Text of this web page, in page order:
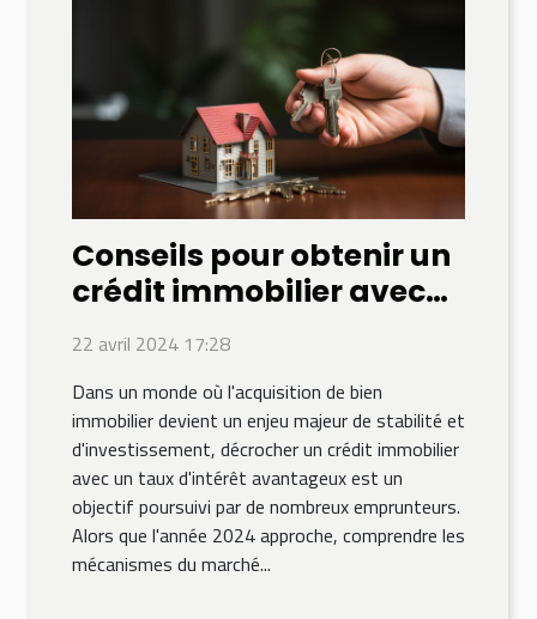
Conseils pour obtenir un
crédit immobilier avec
un taux d'intérêt
avantageux en 2024
22 avril 2024 17:28
Dans un monde où l'acquisition de bien
immobilier devient un enjeu majeur de stabilité et
d'investissement, décrocher un crédit immobilier
avec un taux d'intérêt avantageux est un
objectif poursuivi par de nombreux emprunteurs.
Alors que l'année 2024 approche, comprendre les
mécanismes du marché...